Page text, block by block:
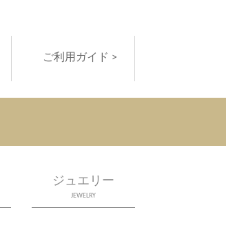
ご利用ガイド >
ジュエリー
JEWELRY